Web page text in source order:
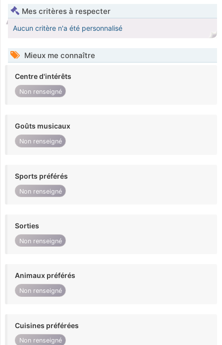
Mes critères à respecter
Aucun critère n'a été personnalisé
Mieux me connaître
Centre d'intérêts
Non renseigné
Goûts musicaux
Non renseigné
Sports préférés
Non renseigné
Sorties
Non renseigné
Animaux préférés
Non renseigné
Cuisines préférées
Non renseigné